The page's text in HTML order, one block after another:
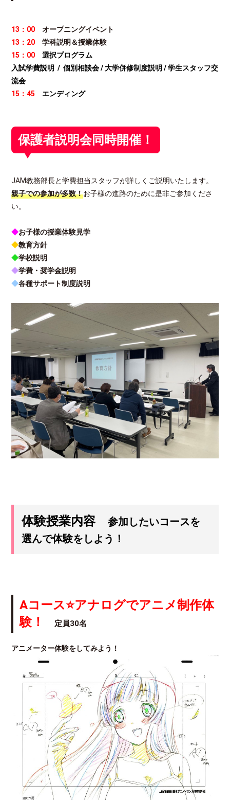
13：00 オープニングイベント
13：20 学科説明＆授業体験
15：00選択プログラム
入試学費説明 / 個別相談会 / 大学併修制度説明 / 学生スタッフ交
流会
15：45 エンディング
保護者説明会同時開催！
JAM教務部長と学費担当スタッフが詳しくご説明いたします。
親子での参加が多数！お子様の進路のために是非ご参加くださ
い。
◆お子様の授業体験見学
◆教育方針
◆学校説明
◆学費・奨学金説明
◆各種サポート制度説明
体験授業内容参加したいコースを
選んで体験をしよう！
Aコース⭐アナログでアニメ制作体
験！
定員30名
アニメーター体験をしてみよう！